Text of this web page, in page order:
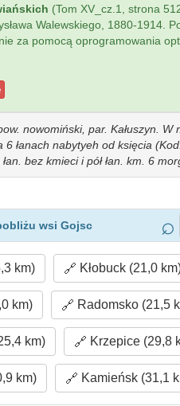
(Tom XV_cz.1, strona
Walewskiego, 1880-1914.
za pomocą oprogramowania
nowomiński, par. Kałuszyn. W
6 łanach nabytyeh od księcia
bez kmieci i pół łan. km. 6
wsi Gojsc
km) Kłobuck (21,0
km) Radomsko (21,5
km) Krzepice (29,8
km) Kamieńsk (31,1